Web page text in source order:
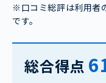
※口コミ総評は利用者
です。
総合得点